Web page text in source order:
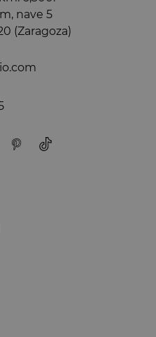
nave 5
(Zaragoza)